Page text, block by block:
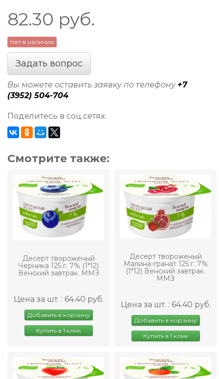
82.30 руб.
Нет в наличии
Задать вопрос
Вы можете оставить заявку по телефону +7
(3952) 504-704
Поделитесь в соц.сетях:
Смотрите также:
Десерт твороженый
Черника 125 г. 7% (1*12)
Венский завтрак. ММЗ
Цена за шт. : 64.40 руб.
Добавить в корзину
Купить в 1 клик
Десерт твороженый
Малина-гранат 125 г. 7%
(1*12) Венский завтрак.
ММЗ
Цена за шт. : 64.40 руб.
Добавить в корзину
Купить в 1 клик